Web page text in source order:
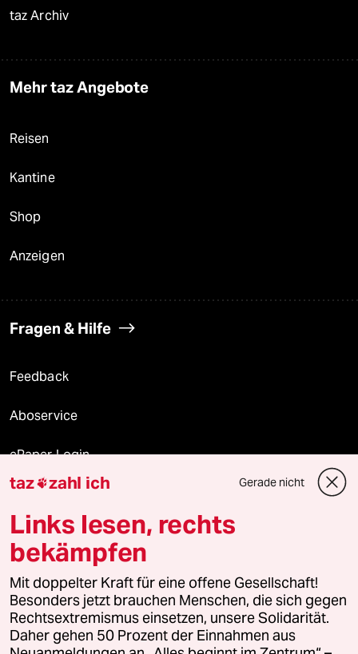
taz Archiv
Mehr taz Angebote
Reisen
Kantine
Shop
Anzeigen
Fragen & Hilfe
Feedback
Aboservice
ePaper Login
Downloads für Abonnierende
© 2026 taz Verlags und Vertriebs GmbH
Alle Rechte vorbehalten. Bei rechtlichen Fragen oder für Genehmigungen
wenden Sie sich bitte an lizenzen@taz.de
Feedback Redaktionsstatut Kommune-Richtlinien
taz zahl ich Gerade nicht
Links lesen, rechts
bekämpfen
Mit doppelter Kraft für eine offene Gesellschaft!
Besonders jetzt brauchen Menschen, die sich gegen
Rechtsextremismus einsetzen, unsere Solidarität.
Daher gehen 50 Prozent der Einnahmen aus